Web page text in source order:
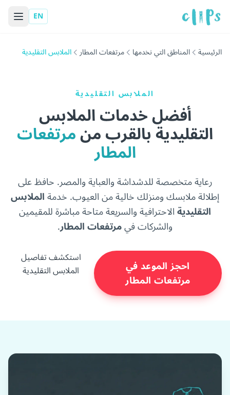
EN
الرئيسية المناطق التي نخدمها مرتفعات المطار الملابس التقليدية
الملابس التقليدية
أفضل خدمات الملابس
التقليدية بالقرب منمرتفعات
المطار
رعاية متخصصة للدشداشة والعباية والمصر. حافظ على
إطلالة ملابسك ومنزلك خالية من العيوب. خدمةالملابس
التقليديةالاحترافية والسريعة متاحة مباشرة للمقيمين
والشركات فيمرتفعات المطار.
احجز الموعد في
مرتفعات المطار
استكشف تفاصيل
الملابس التقليدية